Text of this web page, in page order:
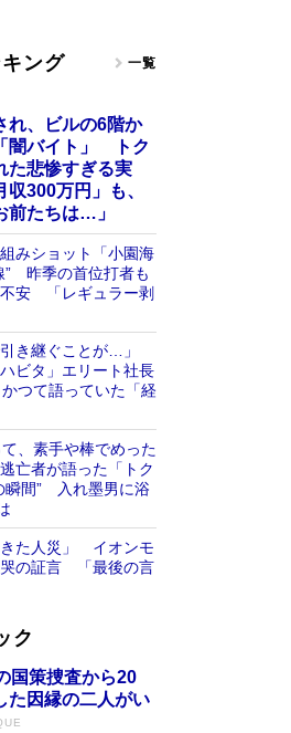
ング 一覧
れ、ビルの6階か
闇バイト」 トク
た悲惨すぎる実
300万円」も、
前たちは…」
みショット「小園海
” 昨季の首位打者も
安 「レギュラー剥
引き継ぐことが…」
ビタ」エリート社長
つて語っていた「経
、素手や棒でめった
亡者が語った「トク
瞬間” 入れ墨男に浴
きた人災」 イオンモ
哭の証言 「最後の言
ク
策捜査から20
た因縁の二人がい